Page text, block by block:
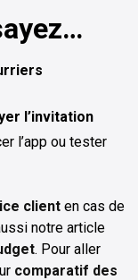
l’invitation
l’app ou tester
client en cas de
notre article
. Pour aller
comparatif des